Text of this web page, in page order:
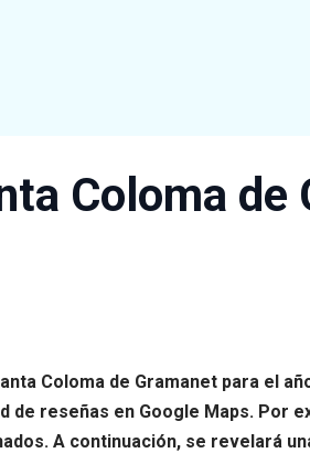
Coloma de
Coloma de Gramanet para el
reseñas en Google Maps. Por
A continuación, se revelará